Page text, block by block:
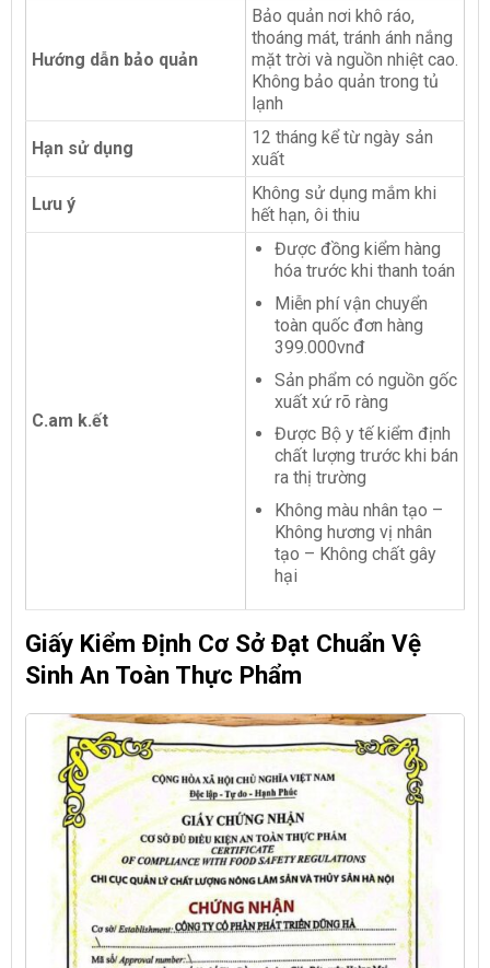
Hướng dẫn bảo quản
Bảo quản nơi khô ráo,
thoáng mát, tránh ánh nắng
mặt trời và nguồn nhiệt cao.
Không bảo quản trong tủ
lạnh
Hạn sử dụng
12 tháng kể từ ngày sản
xuất
Lưu ý
Không sử dụng mắm khi
hết hạn, ôi thiu
C.am k.ết
Được đồng kiểm hàng
hóa trước khi thanh toán
Miễn phí vận chuyển
toàn quốc đơn hàng
399.000vnđ
Sản phẩm có nguồn gốc
xuất xứ rõ ràng
Được Bộ y tế kiểm định
chất lượng trước khi bán
ra thị trường
Không màu nhân tạo –
Không hương vị nhân
tạo – Không chất gây
hại
Giấy Kiểm Định Cơ Sở Đạt Chuẩn Vệ
Sinh An Toàn Thực Phẩm